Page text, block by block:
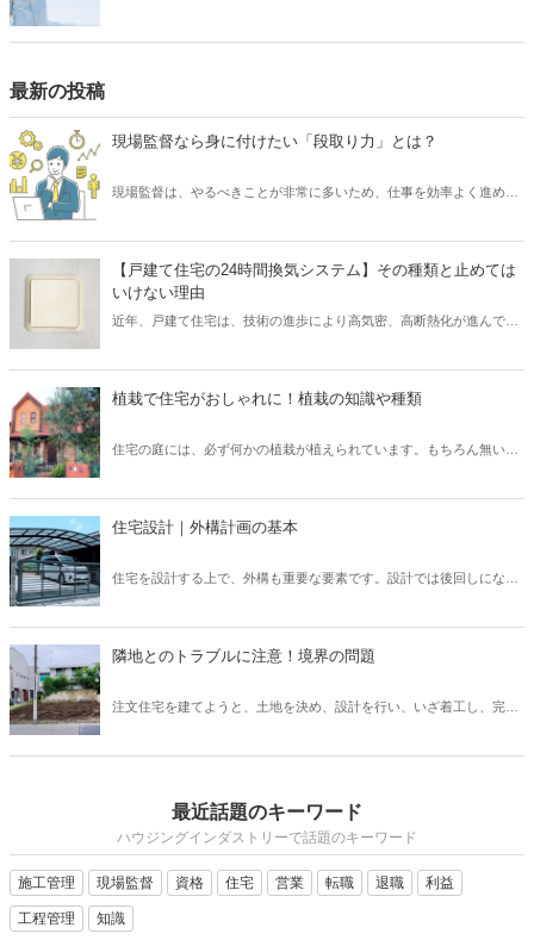
最新の投稿
現場監督なら身に付けたい「段取り力」とは？
現場監督は、やるべきことが非常に多いため、仕事を効率よく進める
らゆるムダを省き、そしてコスト削減が可能となります。 また、工事
が順調に進められるため、協力会社や職人など多くの関係者とも円滑
なコミュニケーションを図れるでしょう。 そこで本記事では、現場監
督にとって重要なスキル「段取り力」とは何なのか、また身に付ける
【戸建て住宅の24時間換気システム】その種類と止めては
いけない理由
近年、戸建て住宅は、技術の進歩により高気密、高断熱化が進んでい
す。 そこで、導入されたのが「24時間換気システム」です。 現在、
「24時間換気システム」は、設置が義務付けられており、建物内の計
合、具体的にどのようなリスクが考えられるでしょうか？ そこで本記
特徴について、また運転を止めるリスクなどを解説したいと思いま
す。
植栽で住宅がおしゃれに！植栽の知識や種類
住宅の庭には、必ず何かの植栽が植えられています。もちろん無い家
選んだのか、なかなか知らないと思います。しかし、新築住宅では何
かしらの考えがあって植栽を選んでいます。この植栽一つでもお家の
て、それぞれの樹木について知ることで、お客様へも適切に提案でき
住宅設計｜外構計画の基本
住宅を設計する上で、外構も重要な要素です。設計では後回しになっ
計画を行う上で、どのようなポイントがあるのかなどについてご紹介
いたします。外構は、デザイン性や快適さだけでなく、防犯上も意味
隣地とのトラブルに注意！境界の問題
注文住宅を建てようと、土地を決め、設計を行い、いざ着工し、完成
ていなければいけないのか把握しておきましょう。
最近話題のキーワード
ハウジングインダストリーで話題のキーワード
施工管理 現場監督 資格 住宅 営業 転職 退職 利益
工程管理 知識